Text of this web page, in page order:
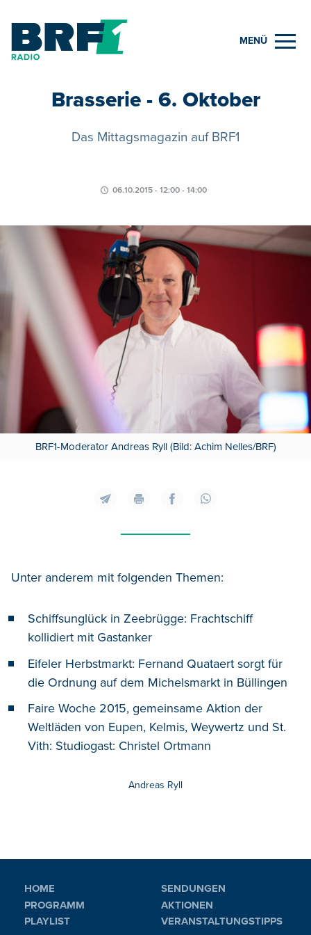
MENÜ
Brasserie - 6. Oktober
Das Mittagsmagazin auf BRF1
06.10.2015 - 12:00 - 14:00
BRF1-Moderator Andreas Ryll (Bild: Achim Nelles/BRF)
Unter anderem mit folgenden Themen:
Schiffsunglück in Zeebrügge: Frachtschiff
kollidiert mit Gastanker
Eifeler Herbstmarkt: Fernand Quataert sorgt für
die Ordnung auf dem Michelsmarkt in Büllingen
Faire Woche 2015, gemeinsame Aktion der
Weltläden von Eupen, Kelmis, Weywertz und St.
Vith: Studiogast: Christel Ortmann
Andreas Ryll
HOME
PROGRAMM
PLAYLIST
SENDUNGEN
AKTIONEN
VERANSTALTUNGSTIPPS